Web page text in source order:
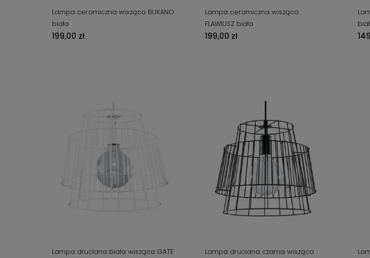
Lampa ceramiczna wisząca BUKANO
biała
199,00 zł
Lampa ceramiczna wisząca
FLAWIUSZ biała
199,00 zł
Lampa druciana biała wisząca GATE
Lampa druciana czarna wisząca